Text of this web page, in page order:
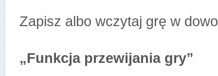
Zapisz albo wczytaj grę w
„Funkcja przewijania gry”